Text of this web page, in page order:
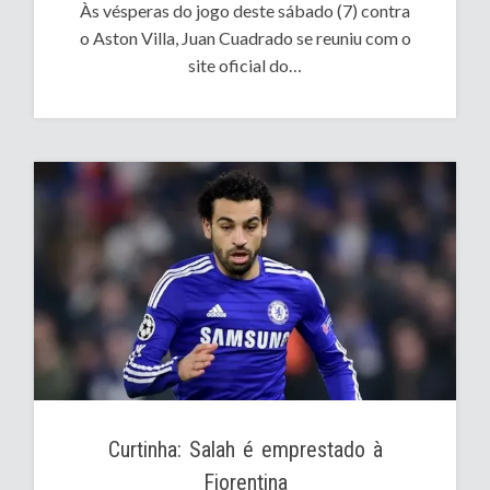
Às vésperas do jogo deste sábado (7) contra
o Aston Villa, Juan Cuadrado se reuniu com o
site oficial do…
Curtinha: Salah é emprestado à
Fiorentina